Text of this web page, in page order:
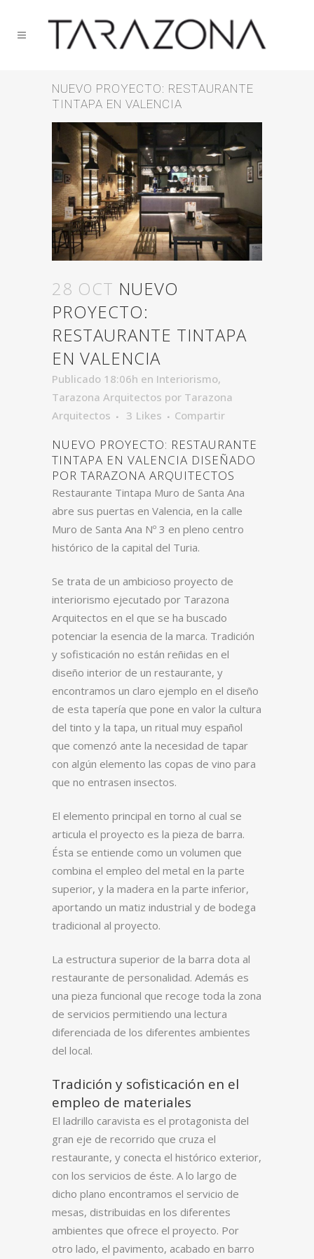
NUEVO PROYECTO: RESTAURANTE
TINTAPA EN VALENCIA
28 OCT NUEVO
PROYECTO:
RESTAURANTE TINTAPA
EN VALENCIA
Publicado 18:06h en Interiorismo,
Tarazona Arquitectos por Tarazona
Arquitectos
3 Likes Compartir
NUEVO PROYECTO: RESTAURANTE
TINTAPA EN VALENCIA DISEÑADO
POR TARAZONA ARQUITECTOS
Restaurante Tintapa Muro de Santa Ana
abre sus puertas en Valencia, en la calle
Muro de Santa Ana Nº 3 en pleno centro
histórico de la capital del Turia.
Se trata de un ambicioso proyecto de
interiorismo ejecutado por Tarazona
Arquitectos en el que se ha buscado
potenciar la esencia de la marca. Tradición
y sofisticación no están reñidas en el
diseño interior de un restaurante, y
encontramos un claro ejemplo en el diseño
de esta tapería que pone en valor la cultura
del tinto y la tapa, un ritual muy español
que comenzó ante la necesidad de tapar
con algún elemento las copas de vino para
que no entrasen insectos.
El elemento principal en torno al cual se
articula el proyecto es la pieza de barra.
Ésta se entiende como un volumen que
combina el empleo del metal en la parte
superior, y la madera en la parte inferior,
aportando un matiz industrial y de bodega
tradicional al proyecto.
La estructura superior de la barra dota al
restaurante de personalidad. Además es
una pieza funcional que recoge toda la zona
de servicios permitiendo una lectura
diferenciada de los diferentes ambientes
del local.
Tradición y sofisticación en el
empleo de materiales
El ladrillo caravista es el protagonista del
gran eje de recorrido que cruza el
restaurante, y conecta el histórico exterior,
con los servicios de éste. A lo largo de
dicho plano encontramos el servicio de
mesas, distribuidas en los diferentes
ambientes que ofrece el proyecto. Por
otro lado, el pavimento, acabado en barro